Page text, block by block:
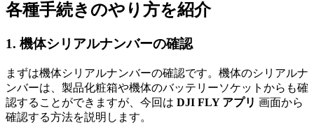
各種手続きのやり方を紹介
1. 機体シリアルナンバーの確認
まずは機体シリアルナンバーの確認です。機体のシリアルナ
ンバーは、製品化粧箱や機体のバッテリーソケットからも確
認することができますが、今回は DJI FLY アプリ 画面から
確認する方法を説明します。